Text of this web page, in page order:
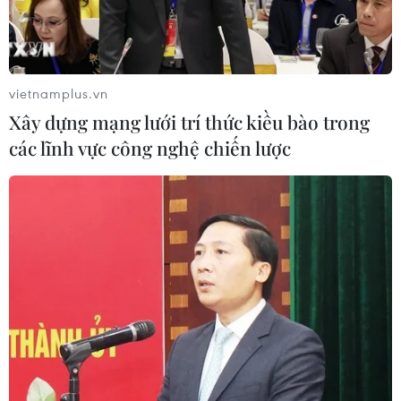
nhân.
Lực lượng phòng cháy chữa cháy nỗ lực dập lửa. (Ảnh: Trung
Hiếu/TTXVN)
Chủ tịch Liên đoàn Lao động tỉnh Sóc Trăng Ngô
Thái Chân cho biết, lãnh đạo Ủy ban nhân dân
tỉnh và Liên đoàn Lao động tỉnh đã có cuộc làm
việc với Ban Giám đốc và Công đoàn Công ty Cổ
vietnamplus.vn
Xây dựng mạng lưới trí thức kiều bào trong
các lĩnh vực công nghệ chiến lược